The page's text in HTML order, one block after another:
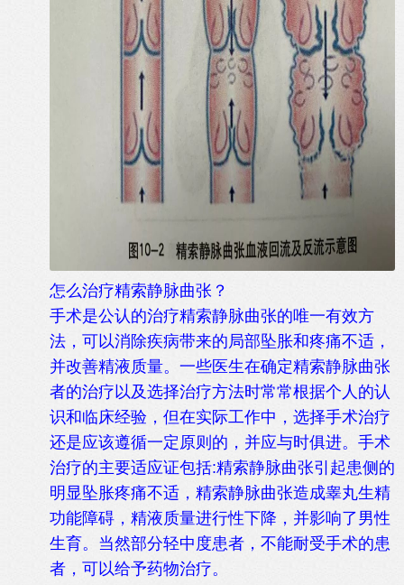
怎么治疗精索静脉曲张？
手术是公认的治疗精索静脉曲张的唯一有效方
法，可以消除疾病带来的局部坠胀和疼痛不适，
并改善精液质量。一些医生在确定精索静脉曲张
者的治疗以及选择治疗方法时常常根据个人的认
识和临床经验，但在实际工作中，选择手术治疗
还是应该遵循一定原则的，并应与时俱进。手术
治疗的主要适应证包括:精索静脉曲张引起患侧的
明显坠胀疼痛不适，精索静脉曲张造成睾丸生精
功能障碍，精液质量进行性下降，并影响了男性
生育。当然部分轻中度患者，不能耐受手术的患
者，可以给予药物治疗。